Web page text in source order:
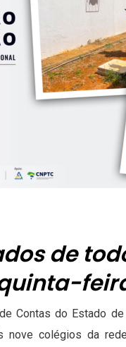
de
Contas do Estado de
nove colégios da